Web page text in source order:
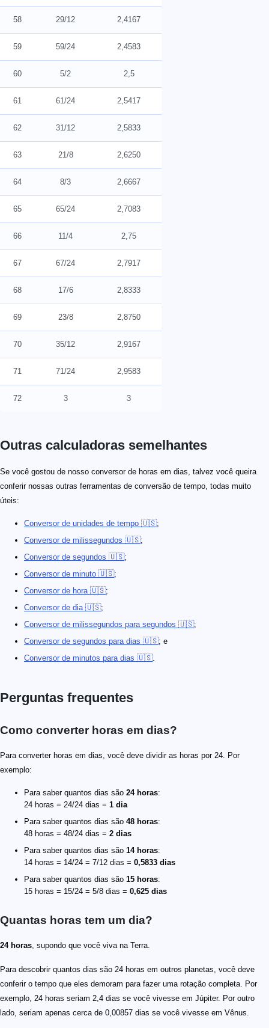
58 29/12 2,4167
59 59/24 2,4583
60 5/2 2,5
61 61/24 2,5417
62 31/12 2,5833
63 21/8 2,6250
64 8/3 2,6667
65 65/24 2,7083
66 11/4 2,75
67 67/24 2,7917
68 17/6 2,8333
69 23/8 2,8750
70 35/12 2,9167
71 71/24 2,9583
72 3 3
Outras calculadoras semelhantes
Se você gostou de nosso conversor de horas em dias, talvez você queira
conferir nossas outras ferramentas de conversão de tempo, todas muito
úteis:
Conversor de unidades de tempo 🇺🇸;
Conversor de milissegundos 🇺🇸;
Conversor de segundos 🇺🇸;
Conversor de minuto 🇺🇸;
Conversor de hora 🇺🇸;
Conversor de dia 🇺🇸;
Conversor de milissegundos para segundos 🇺🇸;
Conversor de segundos para dias 🇺🇸; e
Conversor de minutos para dias 🇺🇸.
Perguntas frequentes
Como converter horas em dias?
Para converter horas em dias, você deve dividir as horas por 24. Por
exemplo:
Para saber quantos dias são 24 horas:
24 horas = 24/24 dias = 1 dia
Para saber quantos dias são 48 horas:
48 horas = 48/24 dias = 2 dias
Para saber quantos dias são 14 horas:
14 horas = 14/24 = 7/12 dias = 0,5833 dias
Para saber quantos dias são 15 horas:
15 horas = 15/24 = 5/8 dias = 0,625 dias
Quantas horas tem um dia?
24 horas, supondo que você viva na Terra.
Para descobrir quantos dias são 24 horas em outros planetas, você deve
conferir o tempo que eles demoram para fazer uma rotação completa. Por
exemplo, 24 horas seriam 2,4 dias se você vivesse em Júpiter. Por outro
lado, seriam apenas cerca de 0,00857 dias se você vivesse em Vênus.